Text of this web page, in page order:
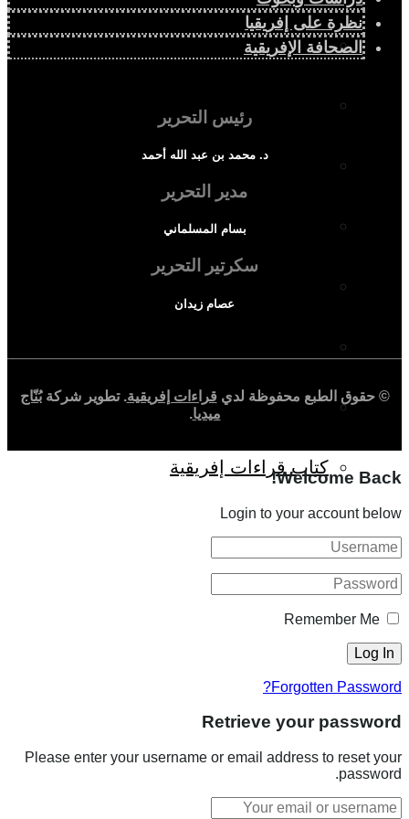
المجتمع الإفريقي
حوارات وتحقيقات
منظمات وهيئات
كتاب قراءات إفريقية
نظرة على إفريقيا
الصحافة الإفريقية
رئيس التحرير
د. محمد بن عبد الله أحمد
مدير التحرير
بسام المسلماني
سكرتير التحرير
عصام زيدان
© حقوق الطبع محفوظة لدي قراءات إفريقية. تطوير شركةبُنّاج
ميديا.
Welcome Back!
Login to your account below
Remember Me
Forgotten Password?
Retrieve your password
Please enter your username or email address to reset your
password.